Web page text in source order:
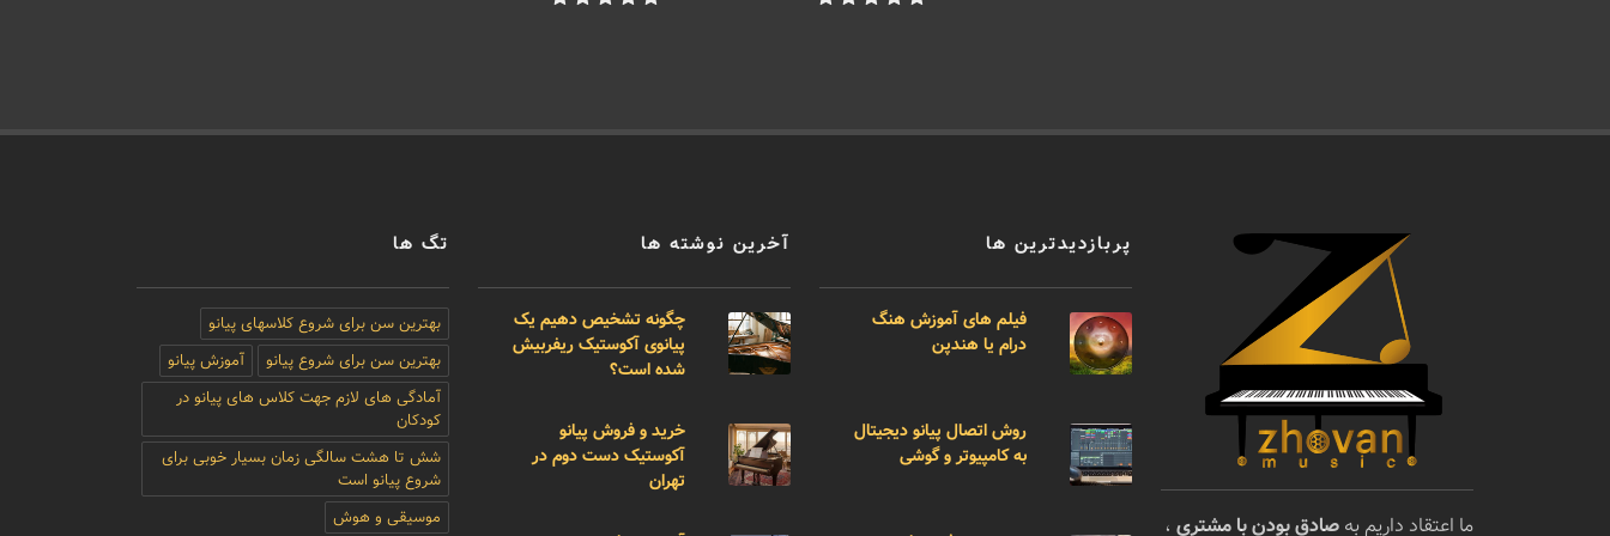
ما اعتقاد داریم به صادق بودن با مشتری ،
پربازدیدترین ها
فیلم های آموزش هنگ
درام یا هندپن
روش اتصال پیانو دیجیتال
به کامپیوتر و گوشی
آخرین نوشته ها
چگونه تشخیص دهیم یک
پیانوی آکوستیک ریفربیش
شده است؟
خرید و فروش پیانو
آکوستیک دست دوم در
تهران
تگ ها
بهترین سن برای شروع کلاسهای پیانو
بهترین سن برای شروع پیانو
آموزش پیانو
آمادگی های لازم جهت کلاس های پیانو در
کودکان
شش تا هشت سالگی زمان بسیار خوبی برای
شروع پیانو است
موسیقی و هوش